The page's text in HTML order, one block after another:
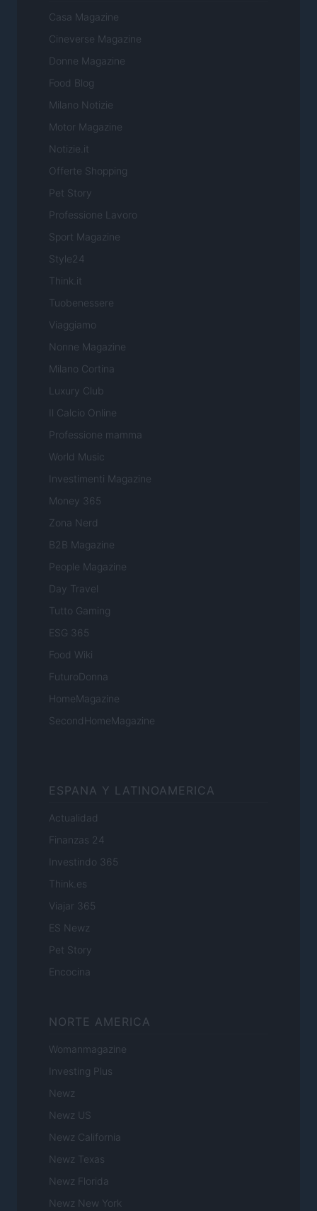
Casa Magazine
Cineverse Magazine
Donne Magazine
Food Blog
Milano Notizie
Motor Magazine
Notizie.it
Offerte Shopping
Pet Story
Professione Lavoro
Sport Magazine
Style24
Think.it
Tuobenessere
Viaggiamo
Nonne Magazine
Milano Cortina
Luxury Club
Il Calcio Online
Professione mamma
World Music
Investimenti Magazine
Money 365
Zona Nerd
B2B Magazine
People Magazine
Day Travel
Tutto Gaming
ESG 365
Food Wiki
FuturoDonna
HomeMagazine
SecondHomeMagazine
ESPANA Y LATINOAMERICA
Actualidad
Finanzas 24
Investindo 365
Think.es
Viajar 365
ES Newz
Pet Story
Encocina
NORTE AMERICA
Womanmagazine
Investing Plus
Newz
Newz US
Newz California
Newz Texas
Newz Florida
Newz New York